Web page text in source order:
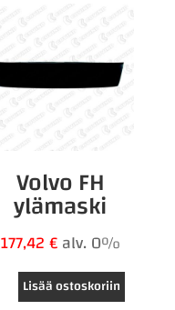
Volvo FH
ylämaski
177,42€alv. 0%
Lisää ostoskoriin